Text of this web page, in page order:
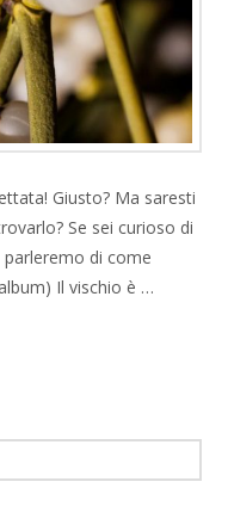
Giusto? Ma saresti
Se sei curioso di
di come
Il vischio è …